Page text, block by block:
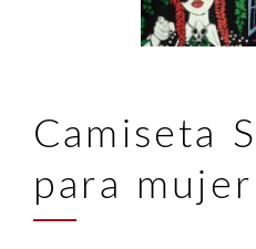
Camiseta
para mujer